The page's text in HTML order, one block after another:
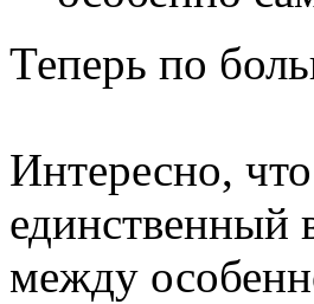
Теперь по
Интересно,
единственный
между